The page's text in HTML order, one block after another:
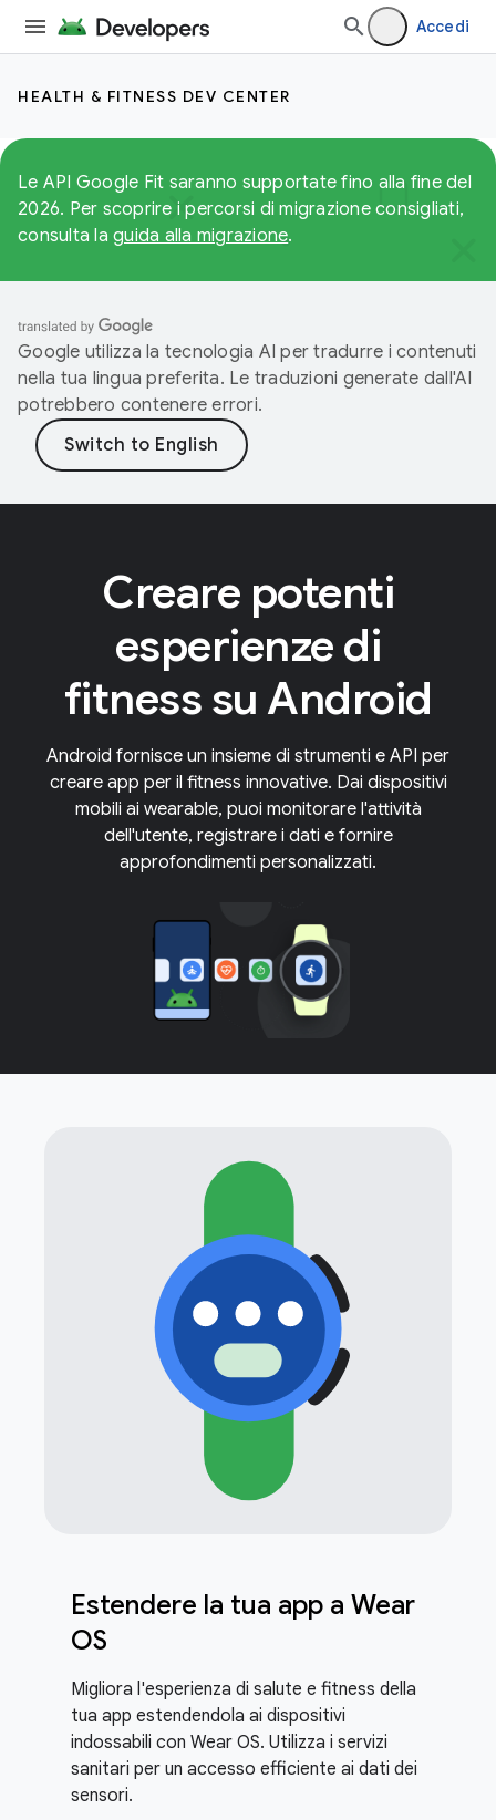
Accedi
HEALTH & FITNESS DEV CENTER
Le API Google Fit saranno supportate fino alla fine del
2026. Per scoprire i percorsi di migrazione consigliati,
consulta la guida alla migrazione.
Google utilizza la tecnologia AI per tradurre i contenuti
nella tua lingua preferita. Le traduzioni generate dall'AI
potrebbero contenere errori.
Creare potenti
esperienze di
fitness su Android
Android fornisce un insieme di strumenti e API per
creare app per il fitness innovative. Dai dispositivi
mobili ai wearable, puoi monitorare l'attività
dell'utente, registrare i dati e fornire
approfondimenti personalizzati.
Estendere la tua app a Wear
OS
Migliora l'esperienza di salute e fitness della
tua app estendendola ai dispositivi
indossabili con Wear OS. Utilizza i servizi
sanitari per un accesso efficiente ai dati dei
sensori.